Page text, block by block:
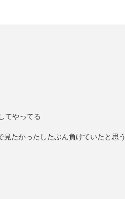
てやってる
たかったしたぶん負けていたと思う